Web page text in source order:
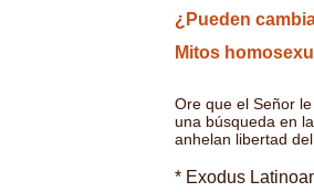
¿Pueden
Mitos
Ore que el Señor
una búsqueda en
anhelan libertad
* Exodus